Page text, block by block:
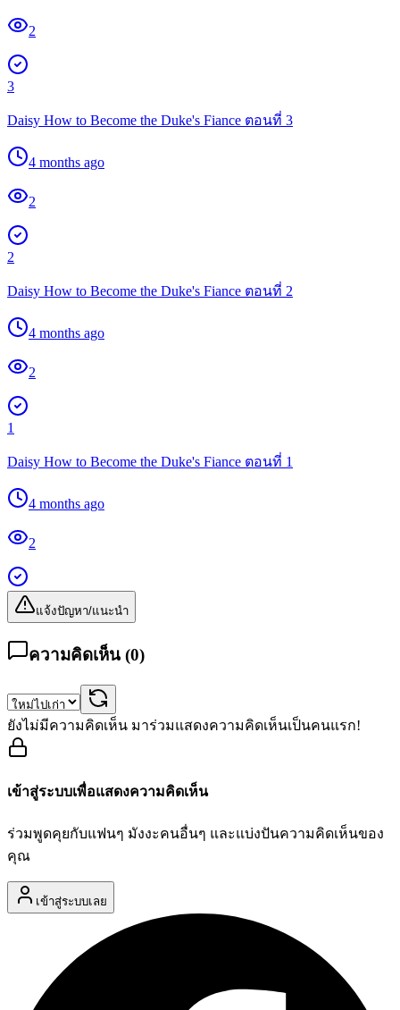
2
3
Daisy How to Become the Duke's Fiance ตอนที่ 3
4 months ago
2
2
Daisy How to Become the Duke's Fiance ตอนที่ 2
4 months ago
2
1
Daisy How to Become the Duke's Fiance ตอนที่ 1
4 months ago
2
แจ้งปัญหา/แนะนำ
ความคิดเห็น (0)
ยังไม่มีความคิดเห็น มาร่วมแสดงความคิดเห็นเป็นคนแรก!
เข้าสู่ระบบเพื่อแสดงความคิดเห็น
ร่วมพูดคุยกับแฟนๆ มังงะคนอื่นๆ และแบ่งปันความคิดเห็นของ
คุณ
เข้าสู่ระบบเลย